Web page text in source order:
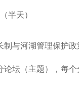
天）
河湖管理保护政
论坛（主题），每